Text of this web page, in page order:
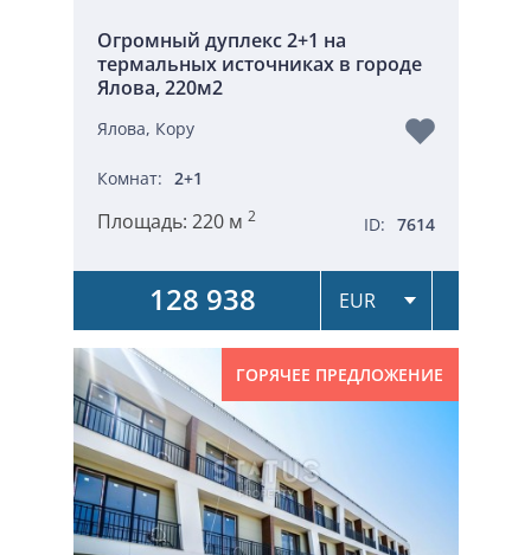
Огромный дуплекс 2+1 на
термальных источниках в городе
Ялова, 220м2
Ялова, Кору
Комнат: 2+1
Площадь: 220 м 2 ID: 7614
128 938
ГОРЯЧЕЕ ПРЕДЛОЖЕНИЕ